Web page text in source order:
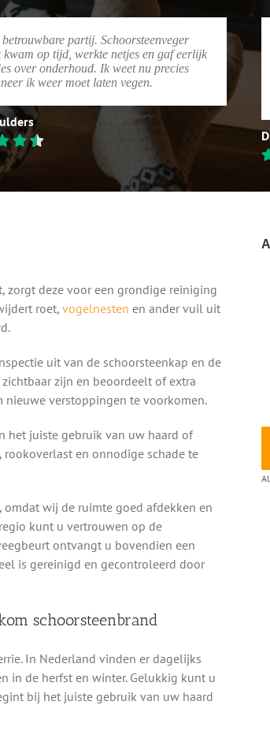
betrouwbare partij. Schoorsteenveger
kwam op tijd, werkte netjes en gaf eerlijk
over onderhoud. Ik weet nu precies
ik weer moet laten vegen.
zorgt deze voor een grondige reiniging
roet, vogelnesten en ander vuil uit
uit van de schoorsteenkap en de
zijn en beoordeelt of extra
nieuwe verstoppingen te voorkomen.
het juiste gebruik van uw haard of
en onnodige schade te
wij de ruimte goed afdekken en
kunt u vertrouwen op de
ontvangt u bovendien een
is gereinigd en gecontroleerd door
schoorsteenbrand
In Nederland vinden er dagelijks
in de herfst en winter. Gelukkig kunt u
bij het juiste gebruik van uw haard